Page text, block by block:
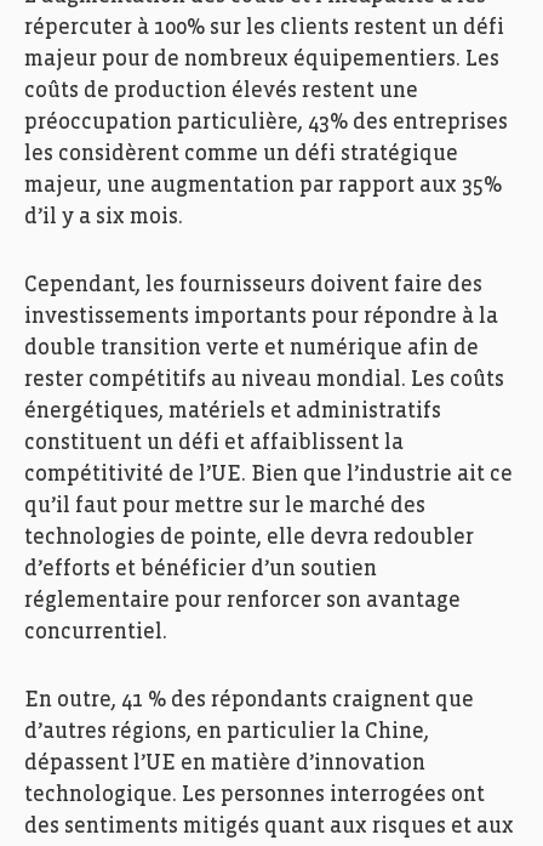
répercuter à 100% sur les clients restent un défi
majeur pour de nombreux équipementiers. Les
coûts de production élevés restent une
préoccupation particulière, 43% des entreprises
les considèrent comme un défi stratégique
majeur, une augmentation par rapport aux 35%
d’il y a six mois.
Cependant, les fournisseurs doivent faire des
investissements importants pour répondre à la
double transition verte et numérique afin de
rester compétitifs au niveau mondial. Les coûts
énergétiques, matériels et administratifs
constituent un défi et affaiblissent la
compétitivité de l’UE. Bien que l’industrie ait ce
qu’il faut pour mettre sur le marché des
technologies de pointe, elle devra redoubler
d’efforts et bénéficier d’un soutien
réglementaire pour renforcer son avantage
concurrentiel.
En outre, 41 % des répondants craignent que
d’autres régions, en particulier la Chine,
dépassent l’UE en matière d’innovation
technologique. Les personnes interrogées ont
des sentiments mitigés quant aux risques et aux